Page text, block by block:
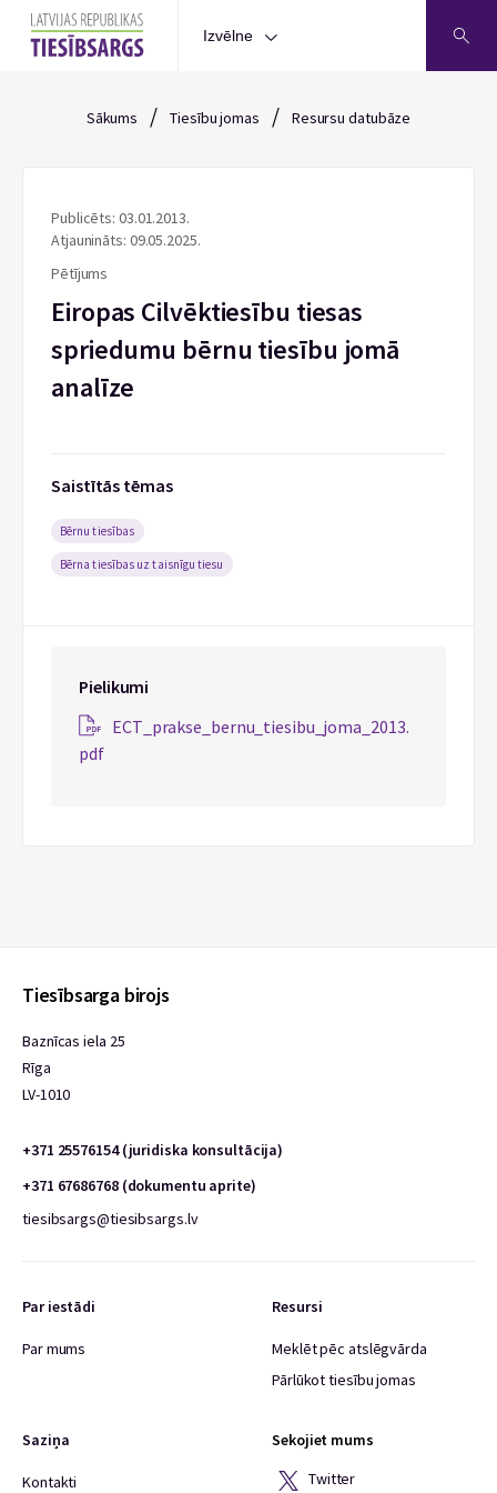
Izvēlne
Sākums / Tiesību jomas / Resursu datubāze
Publicēts: 03.01.2013.
Atjaunināts: 09.05.2025.
Pētījums
Eiropas Cilvēktiesību tiesas
spriedumu bērnu tiesību jomā
analīze
Saistītās tēmas
Bērnu tiesības
Bērna tiesības uz taisnīgu tiesu
Pielikumi
ECT_prakse_bernu_tiesibu_joma_2013.
pdf
Tiesībsarga birojs
Baznīcas iela 25
Rīga
LV-1010
+371 25576154 (juridiska konsultācija)
+371 67686768 (dokumentu aprite)
tiesibsargs@tiesibsargs.lv
Par iestādi
Par mums
Resursi
Meklēt pēc atslēgvārda
Pārlūkot tiesību jomas
Saziņa
Kontakti
Sekojiet mums
Twitter